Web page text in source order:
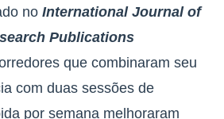
no International Journal of
Publications
que combinaram seu
com duas sessões de
por semana melhoraram